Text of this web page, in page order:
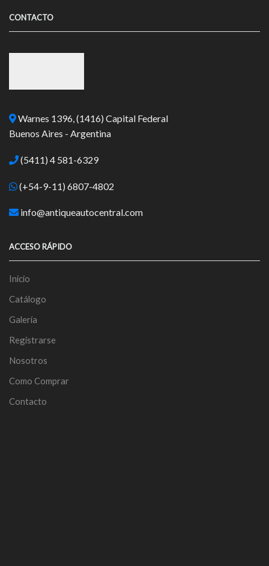
CONTACTO
Warnes 1396, (1416) Capital Federal
Buenos Aires - Argentina
(5411) 4 581-6329
(+54-9-11) 6807-4802
info@antiqueautocentral.com
ACCESO RÁPIDO
Inicio
Catálogo
Galería
Registrarse
Nosotros
Como Comprar
Contacto